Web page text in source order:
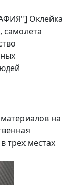
Оклейка
самолета
на
трех местах